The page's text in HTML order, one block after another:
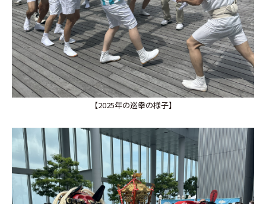
【2025年の巡幸の様子】